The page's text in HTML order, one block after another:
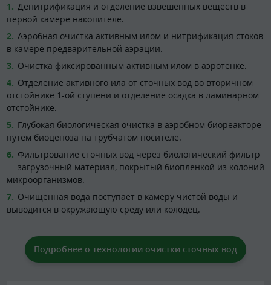
Денитрификация и отделение взвешенных веществ в
первой камере накопителе.
Аэробная очистка активным илом и нитрификация стоков
в камере предварительной аэрации.
Очистка фиксированным активным илом в аэротенке.
Отделение активного ила от сточных вод во вторичном
отстойнике 1-ой ступени и отделение осадка в ламинарном
отстойнике.
Глубокая биологическая очистка в аэробном биореакторе
путем биоценоза на трубчатом носителе.
Фильтрование сточных вод через биологический фильтр
— загрузочный материал, покрытый биопленкой из колоний
микроорганизмов.
Очищенная вода поступает в камеру чистой воды и
выводится в окружающую среду или колодец.
Подробнее о технологии очистки сточных вод